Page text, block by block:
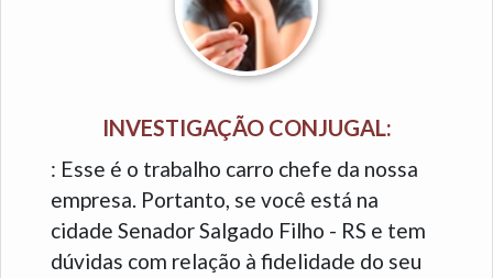
INVESTIGAÇÃO CONJUGAL:
: Esse é o trabalho carro chefe da nossa
empresa. Portanto, se você está na
cidade Senador Salgado Filho - RS e tem
dúvidas com relação à fidelidade do seu